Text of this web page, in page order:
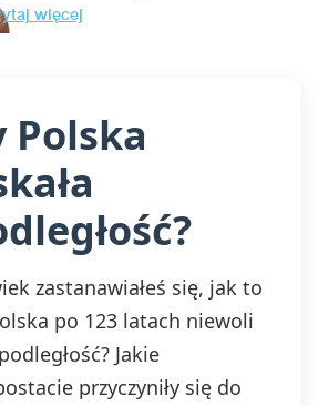
więcej
Polska
zastanawiałeś się, jak to
po 123 latach niewoli
Jakie
przyczyniły się do